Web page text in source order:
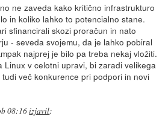
ne zaveda kako kritično infrastrukturo
in koliko lahko to potencialno stane.
sfinancirali skozi proračun in nato
- seveda svojemu, da je lahko pobiral
najprej je bilo pa treba nekaj vložiti.
Linux v celotni upravi, bi zaradi velikega
več konkurence pri podpori in novi
08:16izjavil: